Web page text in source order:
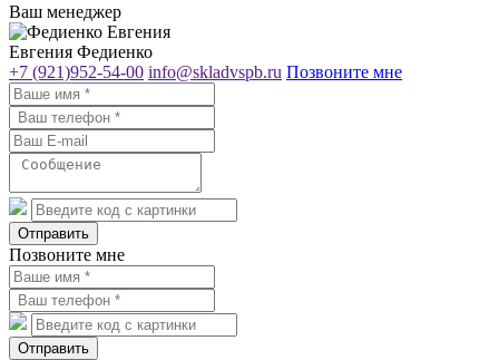
Ваш менеджер
Евгения Федиенко
+7 (921)952-54-00 info@skladvspb.ru Позвоните мне
Отправить
Позвоните мне
Отправить